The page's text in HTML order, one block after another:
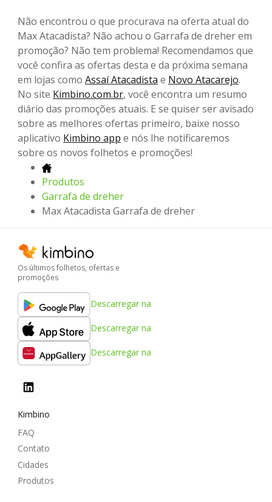
Não encontrou o que procurava na oferta atual do
Max Atacadista? Não achou o Garrafa de dreher em
promoção? Não tem problema! Recomendamos que
você confira as ofertas desta e da próxima semana
em lojas como Assaí Atacadista e Novo Atacarejo.
No site Kimbino.com.br, você encontra um resumo
diário das promoções atuais. E se quiser ser avisado
sobre as melhores ofertas primeiro, baixe nosso
aplicativo Kimbino app e nós lhe notificaremos
sobre os novos folhetos e promoções!
Produtos
Garrafa de dreher
Max Atacadista Garrafa de dreher
Os últimos folhetos, ofertas e
promoções
Descarregar na
Descarregar na
Descarregar na
Kimbino
FAQ
Contato
Cidades
Produtos